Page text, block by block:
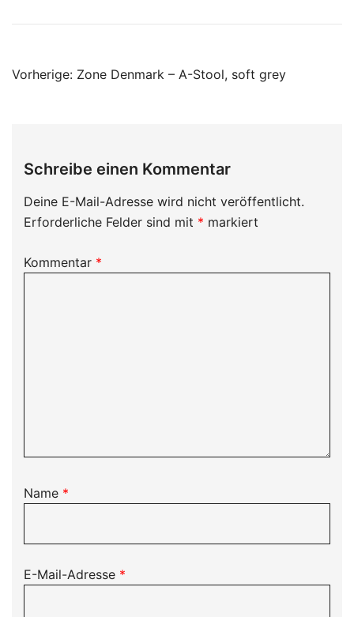
Beitragsnavigation
Vorherige: Zone Denmark – A-Stool, soft grey
Schreibe einen Kommentar
Deine E-Mail-Adresse wird nicht veröffentlicht.
Erforderliche Felder sind mit * markiert
Kommentar *
Name *
E-Mail-Adresse *